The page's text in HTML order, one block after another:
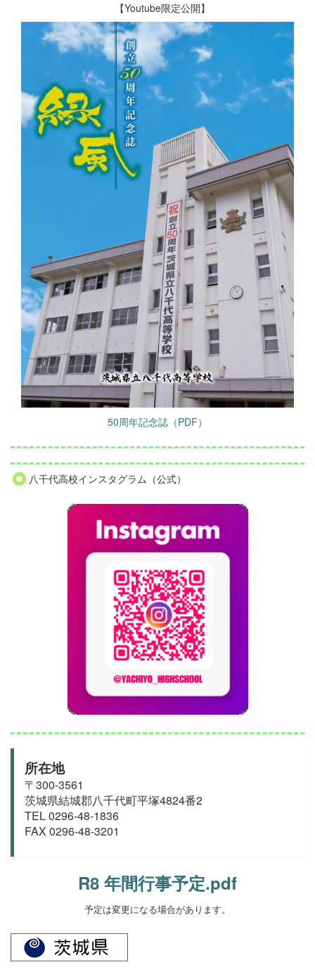
【Youtube限定公開】
50周年記念誌（PDF）
八千代高校インスタグラム（公式）
所在地
〒300-3561
茨城県結城郡八千代町平塚4824番2
TEL 0296-48-1836
FAX 0296-48-3201
R8 年間行事予定.pdf
予定は変更になる場合があります。